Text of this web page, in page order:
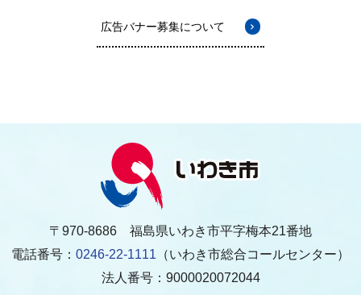
広告バナー募集について
〒970-8686 福島県いわき市平字梅本21番地
電話番号： 0246-22-1111 （いわき市総合コールセンター）
法人番号：9000020072044